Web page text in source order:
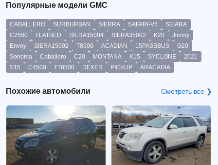
Популярные модели GMC
CABALLERO SURBURBAN SIERRA SAFARI-V6
SEIARA
C2500
FLATBED SIERA15004 SIERA35002 K20
Jimmy
Envoy
SIERA15002 T8500 ACADIAN 15PASSBUS
G20
Sonoma
Caballero C20 MONTANA K15 SYCLONE
2021
S15
C4500 TT8500 DEXER PICKUP ARACADIA
Похожие автомобили Смотреть все ❯